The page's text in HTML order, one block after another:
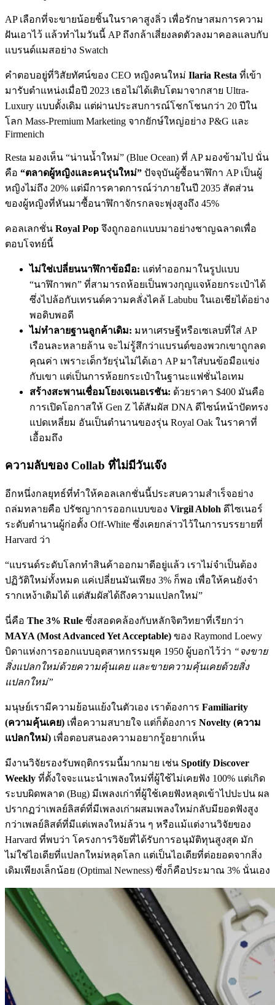
AP เลือกที่จะขายน้อยชิ้นในราคาสูงลิ่ว เพื่อรักษาสมการความ
ฝันเอาไว้ แล้วทำไมวันนี้ AP ถึงกล้าเสี่ยงลดตัวลงมาคอลแลบกับ
แบรนด์แมสอย่าง Swatch
คำตอบอยู่ที่วิสัยทัศน์ของ CEO หญิงคนใหม่ Ilaria Resta ที่เข้า
มารับตำแหน่งเมื่อปี 2023 เธอไม่ได้เติบโตมาจากสาย Ultra-
Luxury แบบดั้งเดิม แต่ผ่านประสบการณ์โชกโชนกว่า 20 ปีใน
โลก Mass-Premium Marketing จากยักษ์ใหญ่อย่าง P&G และ
Firmenich
Resta มองเห็น “น่านน้ำใหม่” (Blue Ocean) ที่ AP มองข้ามไป นั่น
คือ “ตลาดผู้หญิงและคนรุ่นใหม่” ปัจจุบันผู้ซื้อนาฬิกา AP เป็นผู้
หญิงไม่ถึง 20% แต่มีการคาดการณ์ว่าภายในปี 2035 สัดส่วน
ของผู้หญิงที่หันมาซื้อนาฬิกาจักรกลจะพุ่งสูงถึง 45%
คอลเลกชั่น Royal Pop จึงถูกออกแบบมาอย่างชาญฉลาดเพื่อ
ตอบโจทย์นี้
ไม่ใช่เปลี่ยนนาฬิกาข้อมือ: แต่ทำออกมาในรูปแบบ
“นาฬิกาพก” ที่สามารถห้อยเป็นพวงกุญแจห้อยกระเป๋าได้
ซึ่งไปล้อกับเทรนด์ความคลั่งไคล้ Labubu ในเอเชียได้อย่าง
พอดิบพอดี
ไม่ทำลายฐานลูกค้าเดิม: มหาเศรษฐีหรือเซเลบที่ใส่ AP
เรือนละหลายล้าน จะไม่รู้สึกว่าแบรนด์ของพวกเขาถูกลด
คุณค่า เพราะเด็กวัยรุ่นไม่ได้เอา AP มาใส่บนข้อมือแข่ง
กับเขา แต่เป็นการห้อยกระเป๋าในฐานะแฟชั่นไอเทม
สร้างสะพานเชื่อมโยงเจเนอเรชัน: ด้วยราคา $400 มันคือ
การเปิดโอกาสให้ Gen Z ได้สัมผัส DNA ดีไซน์หน้าปัดทรง
แปดเหลี่ยม อันเป็นตำนานของรุ่น Royal Oak ในราคาที่
เอื้อมถึง
ความลับของ Collab ที่ไม่มีวันเจ๊ง
อีกหนึ่งกลยุทธ์ที่ทำให้คอลเลกชั่นนี้ประสบความสำเร็จอย่าง
ถล่มทลายคือ ปรัชญาการออกแบบของ Virgil Abloh ดีไซเนอร์
ระดับตำนานผู้ก่อตั้ง Off-White ซึ่งเคยกล่าวไว้ในการบรรยายที่
Harvard ว่า
“แบรนด์ระดับโลกทำสินค้าออกมาดีอยู่แล้ว เราไม่จำเป็นต้อง
ปฏิวัติใหม่ทั้งหมด แค่เปลี่ยนมันเพียง 3% ก็พอ เพื่อให้คนยังจำ
รากเหง้าเดิมได้ แต่สัมผัสได้ถึงความแปลกใหม่”
นี่คือ The 3% Rule ซึ่งสอดคล้องกับหลักจิตวิทยาที่เรียกว่า
MAYA (Most Advanced Yet Acceptable) ของ Raymond Loewy
บิดาแห่งการออกแบบอุตสาหกรรมยุค 1950 ผู้บอกไว้ว่า “จงขาย
สิ่งแปลกใหม่ด้วยความคุ้นเคย และขายความคุ้นเคยด้วยสิ่ง
แปลกใหม่”
มนุษย์เรามีความย้อนแย้งในตัวเอง เราต้องการ Familiarity
(ความคุ้นเคย) เพื่อความสบายใจ แต่ก็ต้องการ Novelty (ความ
แปลกใหม่) เพื่อตอบสนองความอยากรู้อยากเห็น
มีงานวิจัยรองรับพฤติกรรมนี้มากมาย เช่น Spotify Discover
Weekly ที่ตั้งใจจะแนะนำเพลงใหม่ที่ผู้ใช้ไม่เคยฟัง 100% แต่เกิด
ระบบผิดพลาด (Bug) มีเพลงเก่าที่ผู้ใช้เคยฟังหลุดเข้าไปปะปน ผล
ปรากฏว่าเพลย์ลิสต์ที่มีเพลงเก่าผสมเพลงใหม่กลับมียอดฟังสูง
กว่าเพลย์ลิสต์ที่มีแต่เพลงใหม่ล้วน ๆ หรือแม้แต่งานวิจัยของ
Harvard ที่พบว่า โครงการวิจัยที่ได้รับการอนุมัติทุนสูงสุด มัก
ไม่ใช่ไอเดียที่แปลกใหม่หลุดโลก แต่เป็นไอเดียที่ต่อยอดจากสิ่ง
เดิมเพียงเล็กน้อย (Optimal Newness) ซึ่งก็คือประมาณ 3% นั่นเอง